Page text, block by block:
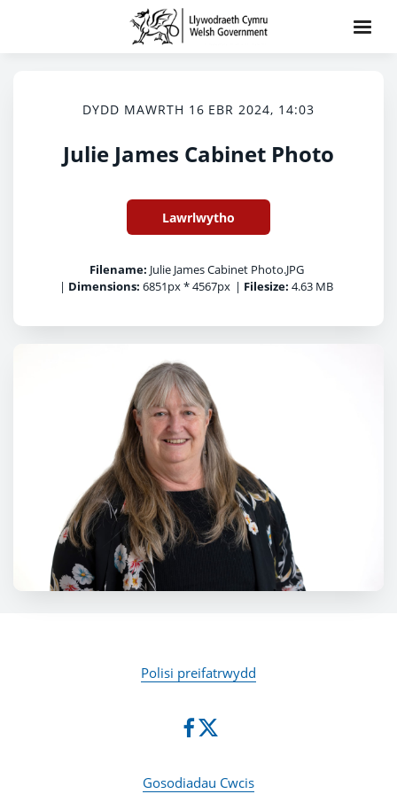
DYDD MAWRTH 16 EBR 2024, 14:03
Julie James Cabinet Photo
Lawrlwytho
Filename: Julie James Cabinet Photo.JPG
| Dimensions: 6851px * 4567px | Filesize: 4.63 MB
Polisi preifatrwydd
Gosodiadau Cwcis